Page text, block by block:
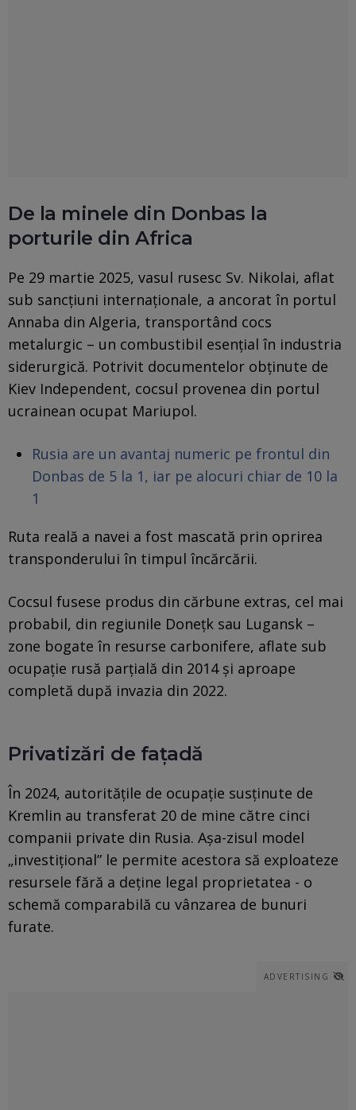
De la minele din Donbas la
porturile din Africa
Pe 29 martie 2025, vasul rusesc Sv. Nikolai, aflat
sub sancțiuni internaționale, a ancorat în portul
Annaba din Algeria, transportând cocs
metalurgic – un combustibil esențial în industria
siderurgică. Potrivit documentelor obținute de
Kiev Independent, cocsul provenea din portul
ucrainean ocupat Mariupol.
Rusia are un avantaj numeric pe frontul din
Donbas de 5 la 1, iar pe alocuri chiar de 10 la
1
Ruta reală a navei a fost mascată prin oprirea
transponderului în timpul încărcării.
Cocsul fusese produs din cărbune extras, cel mai
probabil, din regiunile Donețk sau Lugansk –
zone bogate în resurse carbonifere, aflate sub
ocupație rusă parțială din 2014 și aproape
completă după invazia din 2022.
Privatizări de fațadă
În 2024, autoritățile de ocupație susținute de
Kremlin au transferat 20 de mine către cinci
companii private din Rusia. Așa-zisul model
„investițional” le permite acestora să exploateze
resursele fără a deține legal proprietatea - o
schemă comparabilă cu vânzarea de bunuri
furate.
ADVERTISING